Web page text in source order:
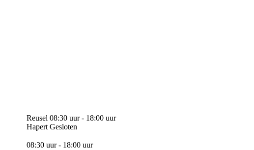
Reusel 08:30 uur - 18:00 uur
Hapert Gesloten
08:30 uur - 18:00 uur